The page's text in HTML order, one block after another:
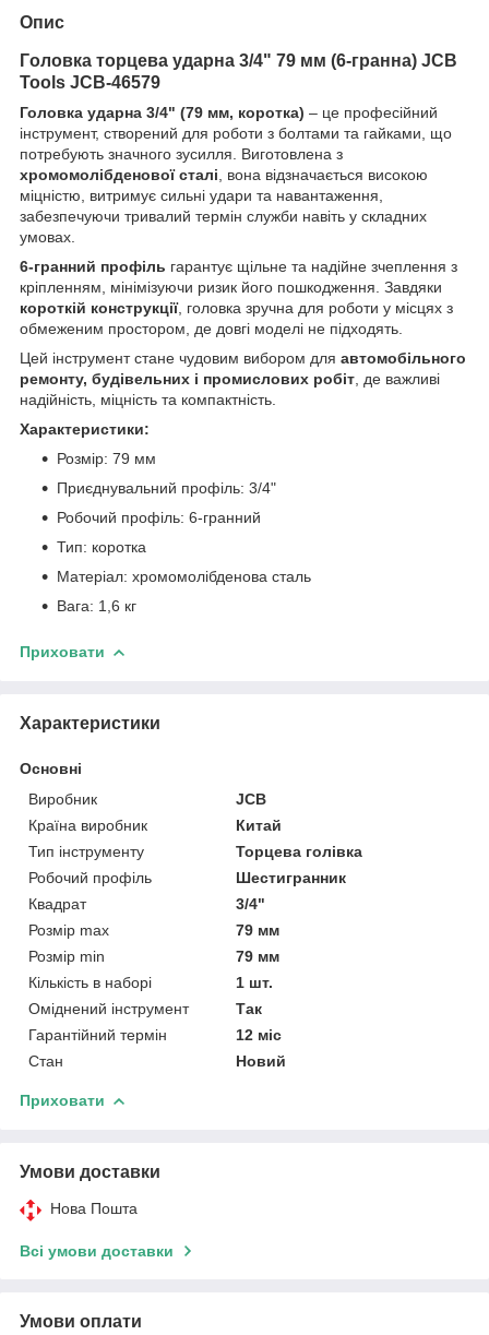
Опис
Гoлoвкa тopцeвa удapнa 3/4" 79 мм (6-гранна) JCB
Tools JCB-46579
Головка ударна 3/4" (79 мм, коротка) – це професійний
інструмент, створений для роботи з болтами та гайками, що
потребують значного зусилля. Виготовлена з
хромомолібденової сталі , вона відзначається високою
міцністю, витримує сильні удари та навантаження,
забезпечуючи тривалий термін служби навіть у складних
умовах.
6-гранний профіль гарантує щільне та надійне зчеплення з
кріпленням, мінімізуючи ризик його пошкодження. Завдяки
короткій конструкції, головка зручна для роботи у місцях з
обмеженим простором, де довгі моделі не підходять.
Цей інструмент стане чудовим вибором для автомобільного
ремонту, будівельних і промислових робіт , де важливі
надійність, міцність та компактність.
Характеристики:
Розмір: 79 мм
Приєднувальний профіль: 3/4"
Робочий профіль: 6-гранний
Тип: коротка
Матеріал: хромомолібденова сталь
Вага: 1,6 кг
Приховати
Характеристики
Основні
Виробник
JCB
Країна виробник
Китай
Тип інструменту
Торцева голівка
Робочий профіль
Шестигранник
Квадрат
3/4"
Розмір max
79 мм
Розмір min
79 мм
Кількість в наборі
1 шт.
Оміднений інструмент
Так
Гарантійний термін
12 міс
Стан
Новий
Приховати
Умови доставки
Нова Пошта
Всі умови доставки
Умови оплати